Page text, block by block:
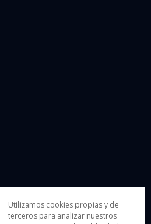
Utilizamos cookies propias y de
terceros para analizar nuestros